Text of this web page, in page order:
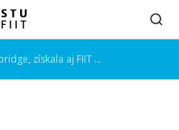
získala aj FIIT STU